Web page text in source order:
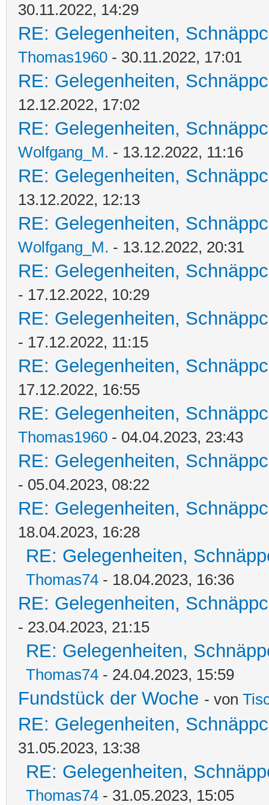
30.11.2022, 14:29
RE: Gelegenheiten,
Thomas1960 - 30.11.2022, 17:01
RE: Gelegenheiten,
12.12.2022, 17:02
RE: Gelegenheiten,
Wolfgang_M. - 13.12.2022, 11:16
RE: Gelegenheiten,
13.12.2022, 12:13
RE: Gelegenheiten,
Wolfgang_M. - 13.12.2022, 20:31
RE: Gelegenheiten,
- 17.12.2022, 10:29
RE: Gelegenheiten,
- 17.12.2022, 11:15
RE: Gelegenheiten,
17.12.2022, 16:55
RE: Gelegenheiten,
Thomas1960 - 04.04.2023, 23:43
RE: Gelegenheiten,
- 05.04.2023, 08:22
RE: Gelegenheiten,
18.04.2023, 16:28
RE: Gelegenheiten,
Thomas74 - 18.04.2023, 16:36
RE: Gelegenheiten,
- 23.04.2023, 21:15
RE: Gelegenheiten,
Thomas74 - 24.04.2023, 15:59
Fundstück der Woche - von
RE: Gelegenheiten,
31.05.2023, 13:38
RE: Gelegenheiten,
Thomas74 - 31.05.2023, 15:05